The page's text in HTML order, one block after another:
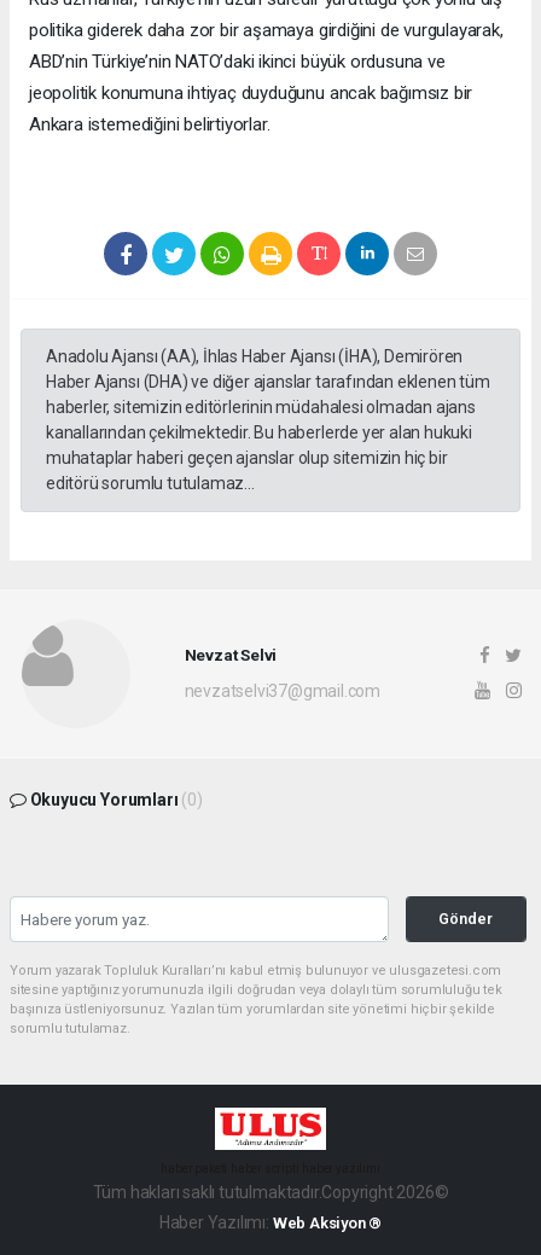
politika giderek daha zor bir aşamaya girdiğini de vurgulayarak,
ABD’nin Türkiye’nin NATO’daki ikinci büyük ordusuna ve
jeopolitik konumuna ihtiyaç duyduğunu ancak bağımsız bir
Ankara istemediğini belirtiyorlar.
Anadolu Ajansı (AA), İhlas Haber Ajansı (İHA), Demirören
Haber Ajansı (DHA) ve diğer ajanslar tarafından eklenen tüm
haberler, sitemizin editörlerinin müdahalesi olmadan ajans
kanallarından çekilmektedir. Bu haberlerde yer alan hukuki
muhataplar haberi geçen ajanslar olup sitemizin hiç bir
editörü sorumlu tutulamaz...
Nevzat Selvi
nevzatselvi37@gmail.com
Okuyucu Yorumları (0)
Gönder
Yorum yazarak Topluluk Kuralları’nı kabul etmiş bulunuyor ve ulusgazetesi.com
sitesine yaptığınız yorumunuzla ilgili doğrudan veya dolaylı tüm sorumluluğu tek
başınıza üstleniyorsunuz. Yazılan tüm yorumlardan site yönetimi hiçbir şekilde
sorumlu tutulamaz.
Tüm hakları saklı tutulmaktadır.Copyright 2026©
Haber Yazılımı: Web Aksiyon ®